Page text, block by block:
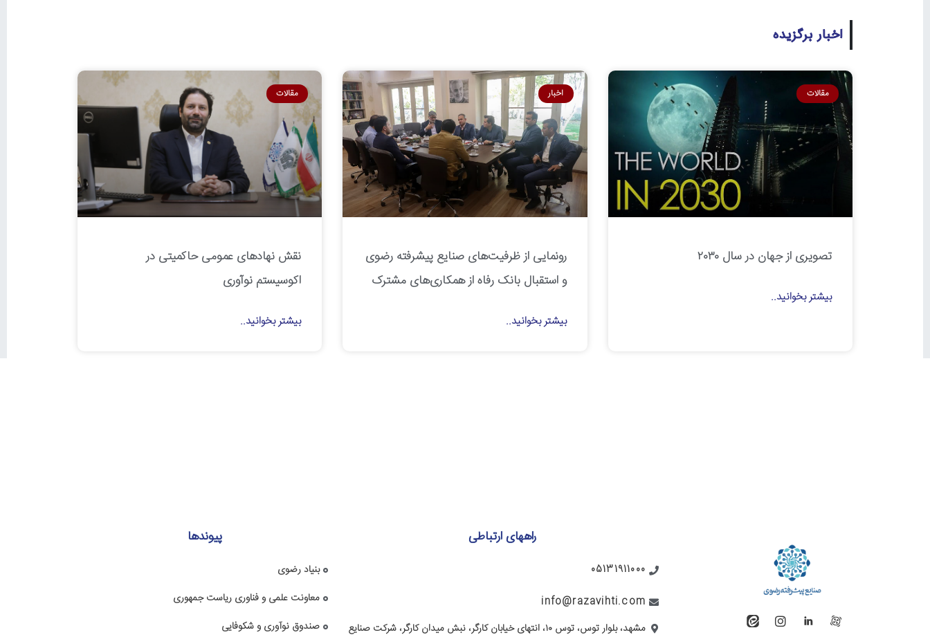
اخبار برگزیده
مقالات
تصویری از جهان در سال ۲۰۳۰
بیشتر بخوانید..
اخبار
رونمایی از ظرفیت‌های صنایع پیشرفته رضوی
و استقبال بانک رفاه از همکاری‌های مشترک
بیشتر بخوانید..
مقالات
نقش نهادهای عمومی حاکمیتی در
اکوسیستم نوآوری
بیشتر بخوانید..
راههای ارتباطی
05131911000
info@razavihti.com
مشهد، بلوار توس، توس ۱۰، انتهای خیابان کارگر، نبش میدان کارگر، شرکت صنایع
پیوندها
بنیاد رضوی
معاونت علمی و فناوری ریاست جمهوری
صندوق نوآوری و شکوفایی